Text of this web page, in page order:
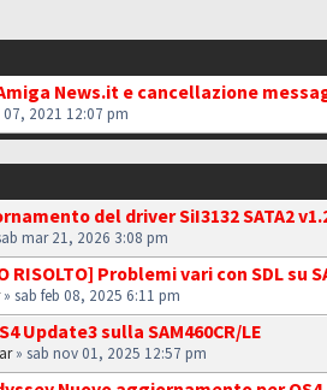
News.it e cancellazione
2021 12:07 pm
del driver SiI3132 SATA2
mar 21, 2026 3:08 pm
RISOLTO] Problemi vari con SDL su
» sab feb 08, 2025 6:11 pm
Update3 sulla SAM460CR/LE
» sab nov 01, 2025 12:57 pm